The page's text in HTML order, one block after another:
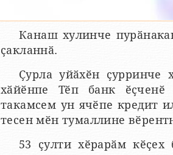
Канаш хулинче
ҫакланнӑ.
Ҫурла уйӑхӗн
хӑйӗнпе Тӗп банк
такамсем ун ячӗпе кредит
тесен мӗн тумаллине
53 ҫулти хӗрарӑм